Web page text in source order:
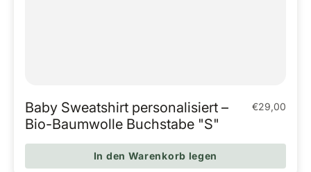
Baby Sweatshirt personalisiert –
Bio-Baumwolle Buchstabe "S"
€29,00
In den Warenkorb legen